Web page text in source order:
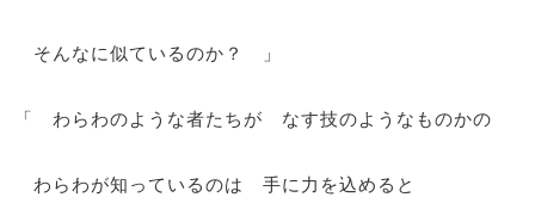
そんなに似ているのか？ 」
「 わらわのような者たちが なす技のようなものかの
わらわが知っているのは 手に力を込めると